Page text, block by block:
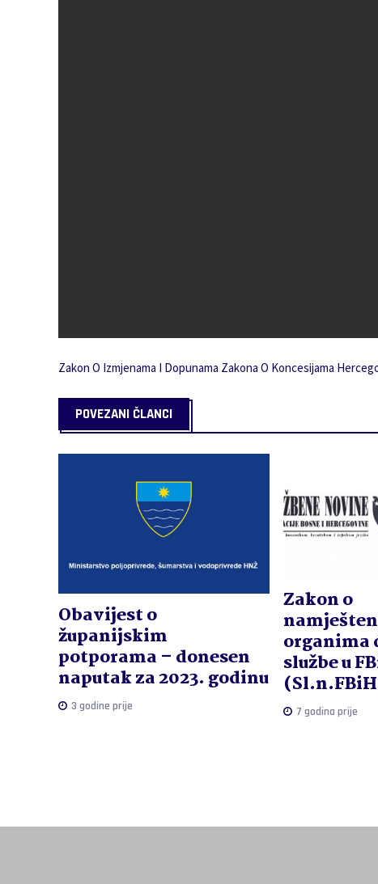
Zakon O Izmjenama I Dopunama Zakona O Koncesijama
POVEZANI ČLANCI
Obavijest o
županijskim
potporama – donesen
naputak za 2023. godinu
3 godine prije
Zakon o
organima
službe u
7 godina prije